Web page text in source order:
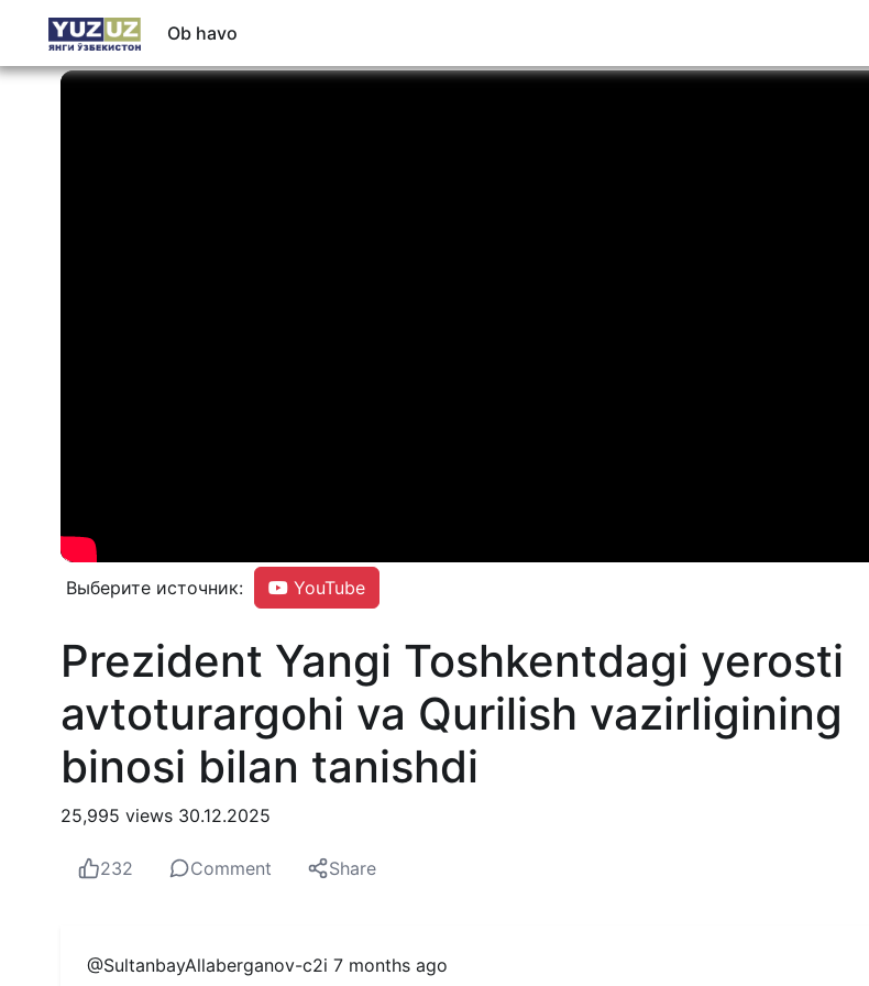
Ob havo
Выберите источник: YouTube
Prezident Yangi Toshkentdagi yerosti
avtoturargohi va Qurilish vazirligining
binosi bilan tanishdi
25,995 views 30.12.2025
232 Comment Share
@SultanbayAllaberganov-c2i 7 months ago